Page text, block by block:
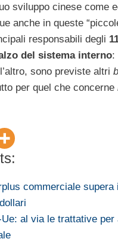
sviluppo cinese come
anche in queste
responsabili degli
del sistema interno:
sono previste altri
per quel che concerne
commerciale supera
Ue: al via le trattative per